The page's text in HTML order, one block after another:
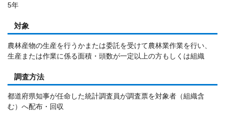
5年
対象
農林産物の生産を行うかまたは委託を受けて農林業作業を行い、
生産または作業に係る面積・頭数が一定以上の方もしくは組織
調査方法
都道府県知事が任命した統計調査員が調査票を対象者（組織含
む）へ配布・回収